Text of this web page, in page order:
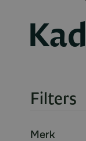
Filters
Merk